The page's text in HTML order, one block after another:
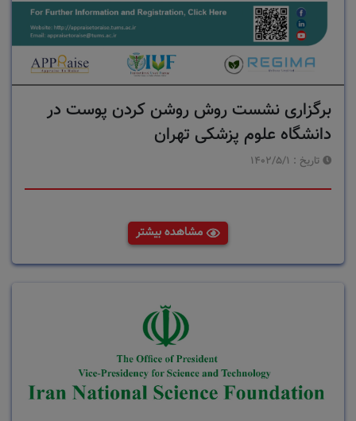
برگزاری نشست روش روشن کردن پوست در
دانشگاه علوم پزشکی تهران
تاریخ : 1402/5/1
مشاهده بیشتر